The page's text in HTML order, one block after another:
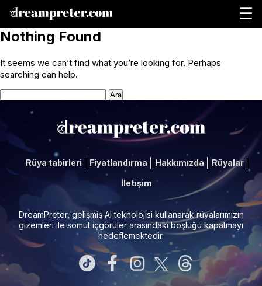
☰
Nothing Found
It seems we can’t find what you’re looking for. Perhaps
searching can help.
Arama:
Rüya tabirleri Fiyatlandırma Hakkımızda Rüyalar
İletişim
DreamPreter, gelişmiş AI teknolojisi kullanarak rüyalarımızın
gizemleri ile somut içgörüler arasındaki boşluğu kapatmayı
hedeflemektedir.